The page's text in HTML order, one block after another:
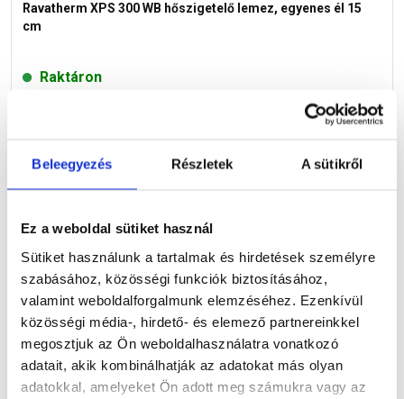
Beleegyezés Részletek A sütikről
Ez a weboldal sütiket használ
Sütiket használunk a tartalmak és hirdetések személyre
szabásához, közösségi funkciók biztosításához,
valamint weboldalforgalmunk elemzéséhez. Ezenkívül
közösségi média-, hirdető- és elemező partnereinkkel
megosztjuk az Ön weboldalhasználatra vonatkozó
adatait, akik kombinálhatják az adatokat más olyan
adatokkal, amelyeket Ön adott meg számukra vagy az
Ravatherm XPS 300 WB hőszigetelő lemez, egyenes él 15
cm
Raktáron